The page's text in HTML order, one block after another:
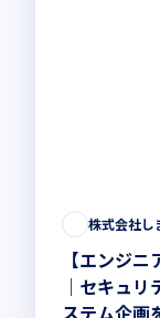
株式会社し
【エンジ
｜セキュ
ステム企画